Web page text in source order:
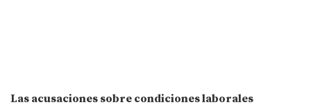
Las acusaciones sobre condiciones laborales